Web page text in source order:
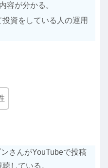
容が分かる。
資をしている人の運用
さんがYouTubeで投稿
している。